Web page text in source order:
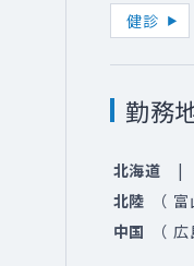
健診
勤務
北海道
北陸
（ 富
中国
（ 広